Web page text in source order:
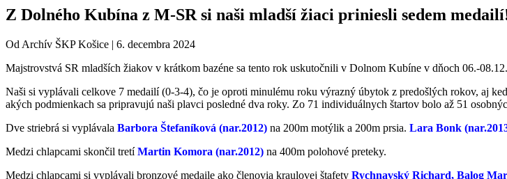
Z Dolného Kubína z M-SR si naši mladší žiaci priniesli sedem
Od Archív ŠKP Košice | 6. decembra 2024
Majstrovstvá SR mladších žiakov v krátkom bazéne sa tento rok uskutočnili v Dolnom Kubíne v dňoch 06.-
Naši si vyplávali celkove 7 medailí (0-3-4), čo je oproti minulému roku výrazný úbytok z predošlých rokov, aj
akých podmienkach sa pripravujú naši plavci posledné dva roky. Zo 71 individuálnych štartov bolo až 51
Dve striebrá si vyplávala Barbora Štefaníková (nar.2012) na 200m motýlik a 200m prsia. Lara Bonk
Medzi chlapcami skončil tretíMartin Komora (nar.2012) na 400m polohové preteky.
Medzi chlapcami si vyplávali bronzové medaile ako členovia kraulovej štafety Rychnavský Richard, Balog